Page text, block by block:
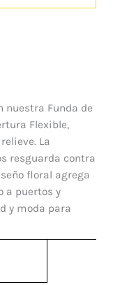
nuestra Funda de
Flexible,
La
resguarda contra
floral agrega
a puertos y
y moda para